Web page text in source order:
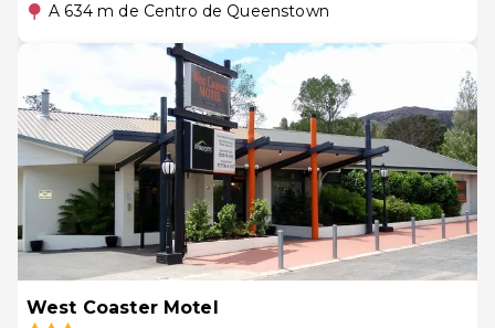
A 634 m de Centro de Queenstown
West Coaster Motel